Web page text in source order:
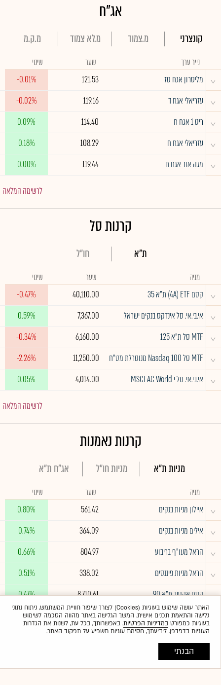
אג"ח
קונצרני מ.צמוד מ.לא צמוד מ.ק.מ
נייר ערך שער שינוי
^ מליסרון אגח טז 121.53
-0.01%
^ עזריאלי אגח ד 119.16
-0.02%
^ ריט 1 אגח ח 114.40
0.09%
^ עזריאלי אגח ח 108.29
0.18%
^ מגה אור אגח ח 119.44
0.00%
לרשימה המלאה
קרנות סל
ת"א חו"ל
מניה שער שינוי
^ קסם 4A) ETF) ת"א 35 40,110.00
-0.47%
^ אי.בי.אי. סל אינדקס בנקים ישראל 7,367.00
0.59%
^ MTF סל ת"א 125 6,160.00
-0.34%
^ MTF סל Nasdaq 100 מנוטרלת מט"ח 11,250.00
-2.26%
^ אי.בי.אי. סל י MSCI AC World 4,014.00
0.05%
לרשימה המלאה
קרנות נאמנות
מניות ת"א מניות חו"ל אג"ח ת"א
מניה שער שינוי
^ איילון מניות בנקים 561.42
0.80%
^ אילים מניות בנקים 364.09
0.74%
^ הראל מעו"ף בריבוע 804.97
0.66%
^ הראל מניות פיננסים 338.02
0.51%
^ קסם אקטיב ת"א 90 8,710.61
0.47%
לרשימה המלאה
האתר עושה שימוש בעוגיות (Cookies) לצורך שיפור חוויית המשתמש, ניתוח נתוני
גלישה והתאמת תכנים אישית. המשך הגלישה באתר מהווה הסכמה לשימוש
בעוגיות כמפורטבמדיניות הפרטיות. באפשרותך, בכל עת, לשנות את הגדרות
העוגיות בדפדפן. לידיעתך, חסימת עוגיות תשפיע על תפקוד האתר.
הבנתי